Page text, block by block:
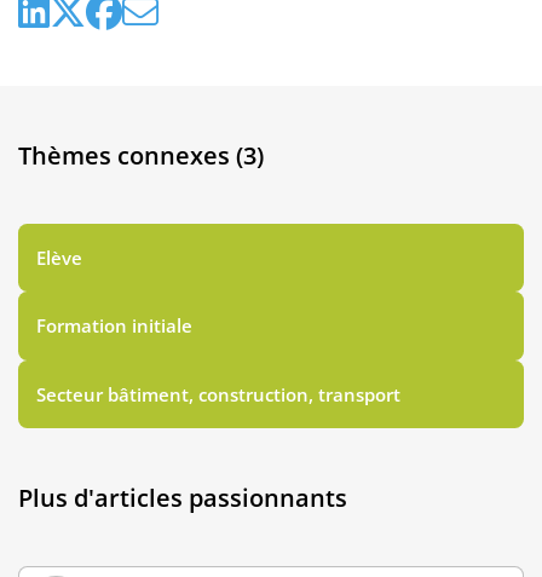
Thèmes connexes (3)
Elève
Formation initiale
Secteur bâtiment, construction, transport
Plus d'articles passionnants